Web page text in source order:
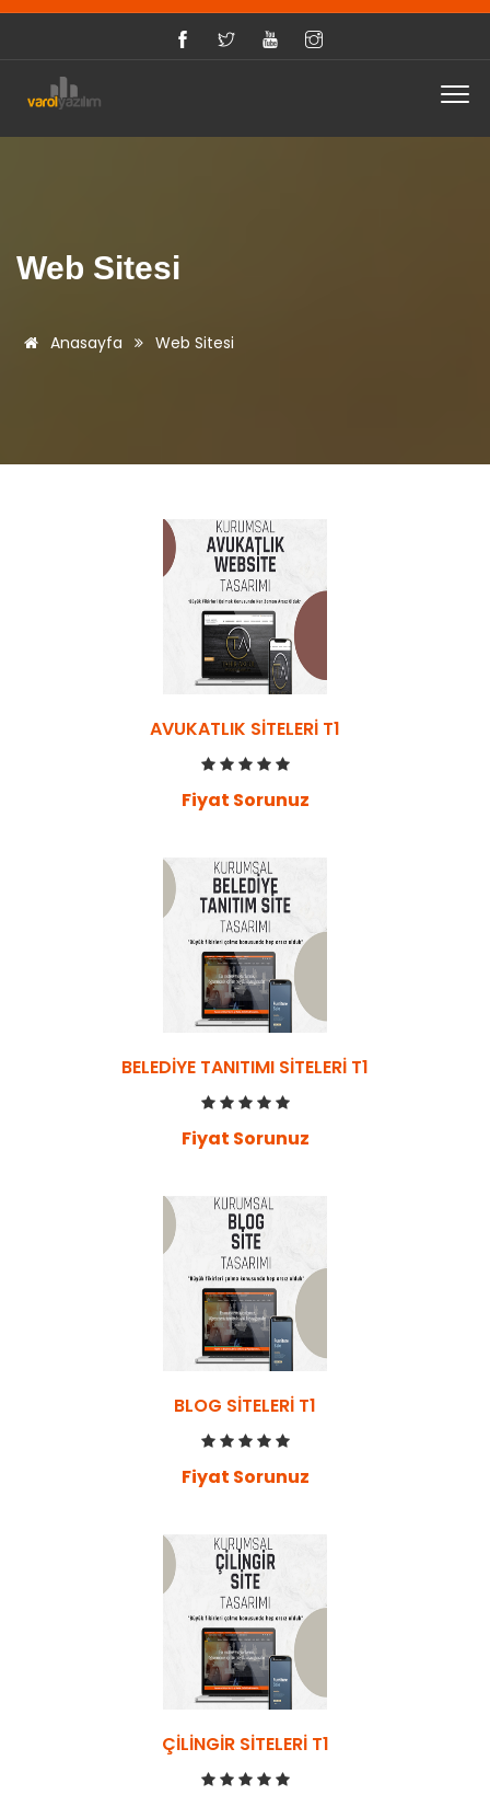
Web Sitesi
Anasayfa Web Sitesi
AVUKATLIK SITELERI T1
Fiyat Sorunuz
BELEDIYE TANITIMI SITELERI T1
Fiyat Sorunuz
BLOG SITELERI T1
Fiyat Sorunuz
ÇILINGIR SITELERI T1